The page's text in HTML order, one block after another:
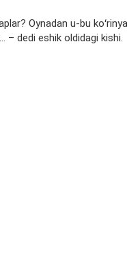
Oynadan u-bu
– dedi eshik oldidagi kishi.